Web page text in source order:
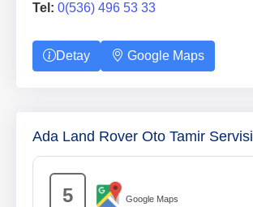
Tel: 0(536) 496 53 33
Detay Google Maps
Ada Land Rover Oto Tamir Servisi
5 Google Maps